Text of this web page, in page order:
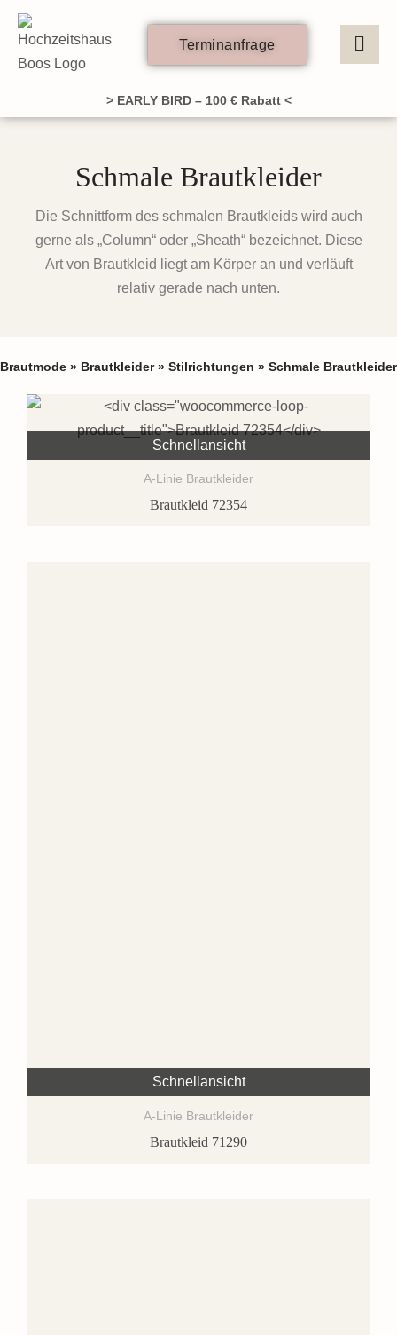
Zum
Inhalt
springen
Terminanfrage
> EARLY BIRD – 100 € Rabatt <
Schmale Brautkleider
Die Schnittform des schmalen Brautkleids wird auch
gerne als „Column“ oder „Sheath“ bezeichnet. Diese
Art von Brautkleid liegt am Körper an und verläuft
relativ gerade nach unten.
Brautmode » Brautkleider» Stilrichtungen » Schmale Brautkleider
Schnellansicht
A-Linie Brautkleider
Brautkleid 72354
Schnellansicht
A-Linie Brautkleider
Brautkleid 71290